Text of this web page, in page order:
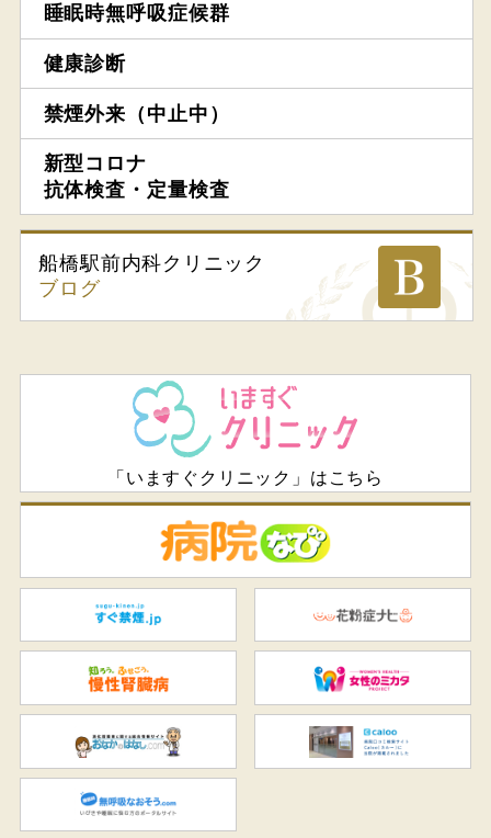
睡眠時無呼吸症候群
健康診断
禁煙外来（中止中）
新型コロナ
抗体検査・定量検査
船橋駅前内科クリニック
ブログ
「いますぐクリニック」はこちら
すぐ禁煙.jp
知ろう、ふせごう。慢性腎臓
おなかのはなし.com